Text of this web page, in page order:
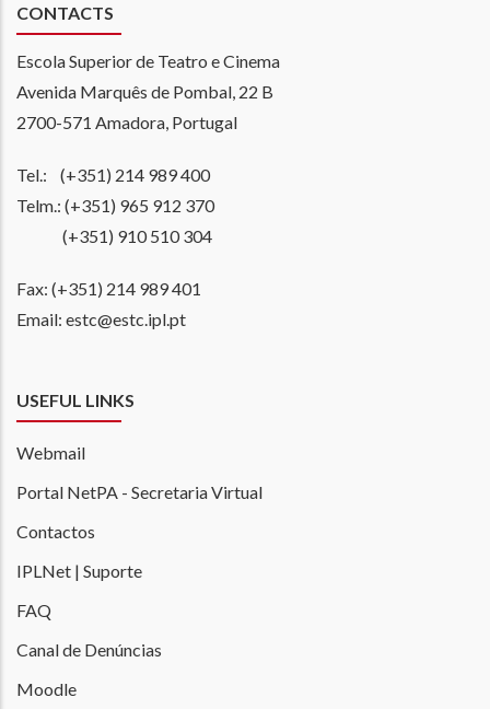
CONTACTS
Escola Superior de Teatro e Cinema
Avenida Marquês de Pombal, 22 B
2700-571 Amadora, Portugal
Tel.: (+351) 214 989 400
Telm.: (+351) 965 912 370
(+351) 910 510 304
Fax: (+351) 214 989 401
Email: estc@estc.ipl.pt
USEFUL LINKS
Webmail
Portal NetPA - Secretaria Virtual
Contactos
IPLNet | Suporte
FAQ
Canal de Denúncias
Moodle